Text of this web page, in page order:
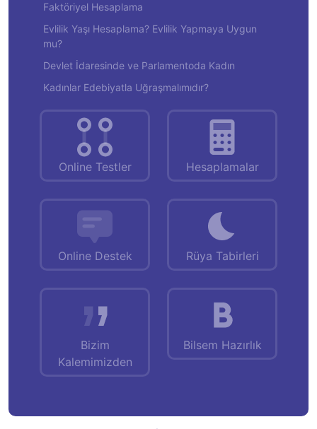
Faktöriyel Hesaplama
Evlilik Yaşı Hesaplama? Evlilik Yapmaya Uygun
mu?
Devlet İdaresinde ve Parlamentoda Kadın
Kadınlar Edebiyatla Uğraşmalımıdır?
Online Testler Hesaplamalar
Online Destek Rüya Tabirleri
Bizim
Kalemimizden
Bilsem Hazırlık